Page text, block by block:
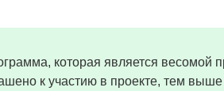
которая является весомой
к участию в проекте, тем выше